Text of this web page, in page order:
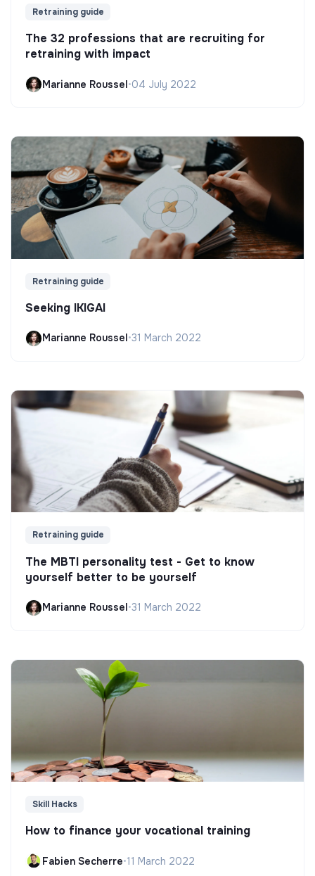
Retraining guide
The 32 professions that are recruiting for
retraining with impact
Marianne Roussel•04 July 2022
Retraining guide
Seeking IKIGAI
Marianne Roussel •31 March 2022
Retraining guide
The MBTI personality test - Get to know
yourself better to be yourself
Marianne Roussel•31 March 2022
Skill Hacks
How to finance your vocational training
Fabien Secherre•11 March 2022